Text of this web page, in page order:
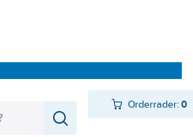
Orderrader:0